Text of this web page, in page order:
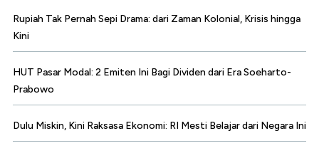
Rupiah Tak Pernah Sepi Drama: dari Zaman Kolonial, Krisis hingga
Kini
HUT Pasar Modal: 2 Emiten Ini Bagi Dividen dari Era Soeharto-
Prabowo
Dulu Miskin, Kini Raksasa Ekonomi: RI Mesti Belajar dari Negara Ini